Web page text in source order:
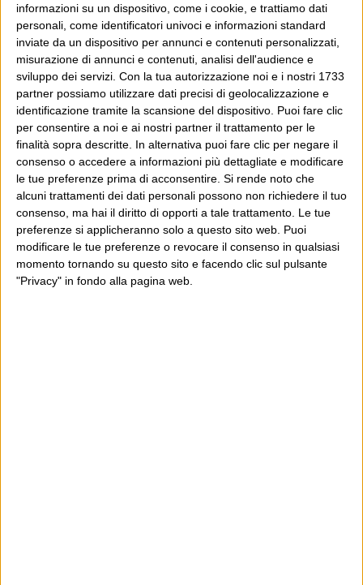
informazioni su un dispositivo, come i cookie, e trattiamo dati
personali, come identificatori univoci e informazioni standard
inviate da un dispositivo per annunci e contenuti personalizzati,
misurazione di annunci e contenuti, analisi dell'audience e
sviluppo dei servizi. Con la tua autorizzazione noi e i nostri 1733
partner possiamo utilizzare dati precisi di geolocalizzazione e
identificazione tramite la scansione del dispositivo. Puoi fare clic
per consentire a noi e ai nostri partner il trattamento per le
finalità sopra descritte. In alternativa puoi fare clic per negare il
consenso o accedere a informazioni più dettagliate e modificare
le tue preferenze prima di acconsentire. Si rende noto che
alcuni trattamenti dei dati personali possono non richiedere il tuo
consenso, ma hai il diritto di opporti a tale trattamento. Le tue
preferenze si applicheranno solo a questo sito web. Puoi
modificare le tue preferenze o revocare il consenso in qualsiasi
momento tornando su questo sito e facendo clic sul pulsante
"Privacy" in fondo alla pagina web.
POST PRECEDENTE
Indovina chi sono
POST SUCCESSIVO
Il principe di Minneapolis
E per i regali di Natale